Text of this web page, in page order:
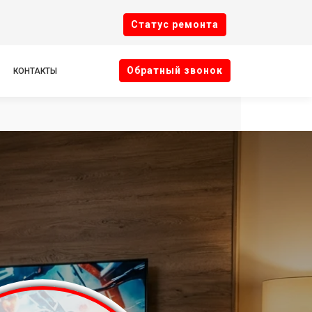
Cтатус ремонта
КОНТАКТЫ Oбратный звонок